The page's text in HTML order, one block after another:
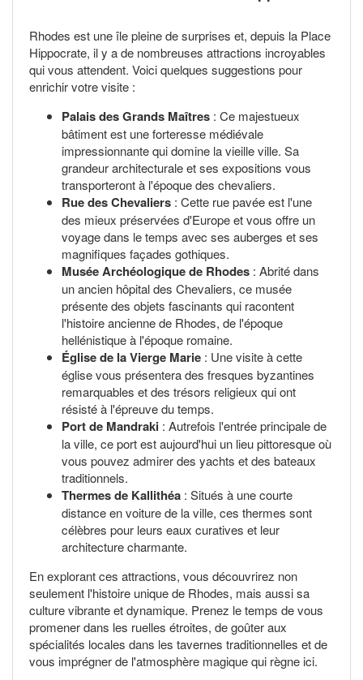
Rhodes est une île pleine de surprises et, depuis la Place
Hippocrate, il y a de nombreuses attractions incroyables
qui vous attendent. Voici quelques suggestions pour
enrichir votre visite :
Palais des Grands Maîtres : Ce majestueux
bâtiment est une forteresse médiévale
impressionnante qui domine la vieille ville. Sa
grandeur architecturale et ses expositions vous
transporteront à l'époque des chevaliers.
Rue des Chevaliers : Cette rue pavée est l'une
des mieux préservées d'Europe et vous offre un
voyage dans le temps avec ses auberges et ses
magnifiques façades gothiques.
Musée Archéologique de Rhodes : Abrité dans
un ancien hôpital des Chevaliers, ce musée
présente des objets fascinants qui racontent
l'histoire ancienne de Rhodes, de l'époque
hellénistique à l'époque romaine.
Église de la Vierge Marie : Une visite à cette
église vous présentera des fresques byzantines
remarquables et des trésors religieux qui ont
résisté à l'épreuve du temps.
Port de Mandraki : Autrefois l'entrée principale de
la ville, ce port est aujourd'hui un lieu pittoresque où
vous pouvez admirer des yachts et des bateaux
traditionnels.
Thermes de Kallithéa : Situés à une courte
distance en voiture de la ville, ces thermes sont
célèbres pour leurs eaux curatives et leur
architecture charmante.
En explorant ces attractions, vous découvrirez non
seulement l'histoire unique de Rhodes, mais aussi sa
culture vibrante et dynamique. Prenez le temps de vous
promener dans les ruelles étroites, de goûter aux
spécialités locales dans les tavernes traditionnelles et de
vous imprégner de l'atmosphère magique qui règne ici.